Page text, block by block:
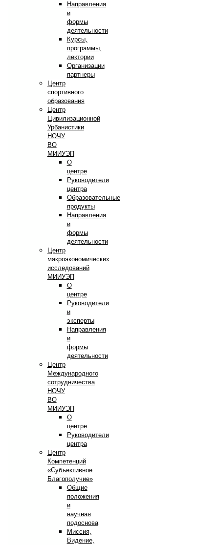
Направления
и
формы
деятельности
Курсы,
программы,
лектории
Организации
партнеры
Центр
спортивного
образования
Центр
Цивилизационной
Урбанистики
НОЧУ
ВО
МИИУЭП
О
центре
Руководители
центра
Образовательные
продукты
Направления
и
формы
деятельности
Центр
макроэкономических
исследований
МИИУЭП
О
центре
Руководители
и
эксперты
Направления
и
формы
деятельности
Центр
Международного
сотрудничества
НОЧУ
ВО
МИИУЭП
О
центре
Руководители
центра
Центр
Компетенций
«Субъективное
Благополучие»
Общие
положения
и
научная
подоснова
Миссия,
Видение,